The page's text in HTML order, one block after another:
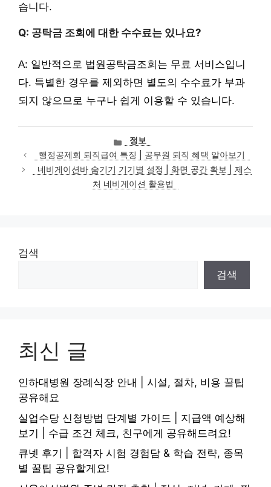
습니다.
Q: 공탁금 조회에 대한 수수료는 있나요?
A: 일반적으로 법원공탁금조회는 무료 서비스입니
다. 특별한 경우를 제외하면 별도의 수수료가 부과
되지 않으므로 누구나 쉽게 이용할 수 있습니다.
카
테
고
리
정보
행정공제회 퇴직급여 특징 | 공무원 퇴직 혜택 알아보기
네비게이션바 숨기기 기기별 설정 | 화면 공간 확보 | 제스
처 네비게이션 활용법
검색
검색
최신 글
인하대병원 장례식장 안내 | 시설, 절차, 비용 꿀팁
공유해요
실업수당 신청방법 단계별 가이드 | 지급액 예상해
보기 | 수급 조건 체크, 친구에게 공유해드려요!
큐넷 후기 | 합격자 시험 경험담 & 학습 전략, 종목
별 꿀팁 공유할게요!